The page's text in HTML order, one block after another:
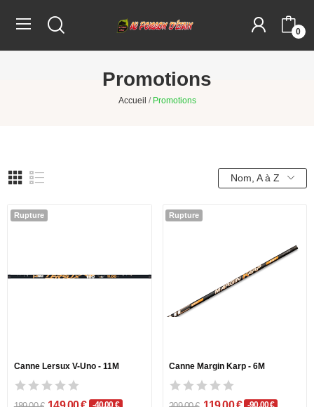
0
Promotions
Accueil Promotions
Nom, A à Z
Rupture
Canne Lersux V-Uno - 11M
-40,00 €
Rupture
Canne Margin Karp - 6M
-90,00 €